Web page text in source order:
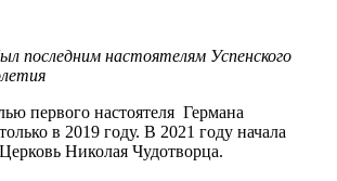
последним настоятелям Успенского
первого настоятеля Германа
в 2019 году. В 2021 году начала
Николая Чудотворца.